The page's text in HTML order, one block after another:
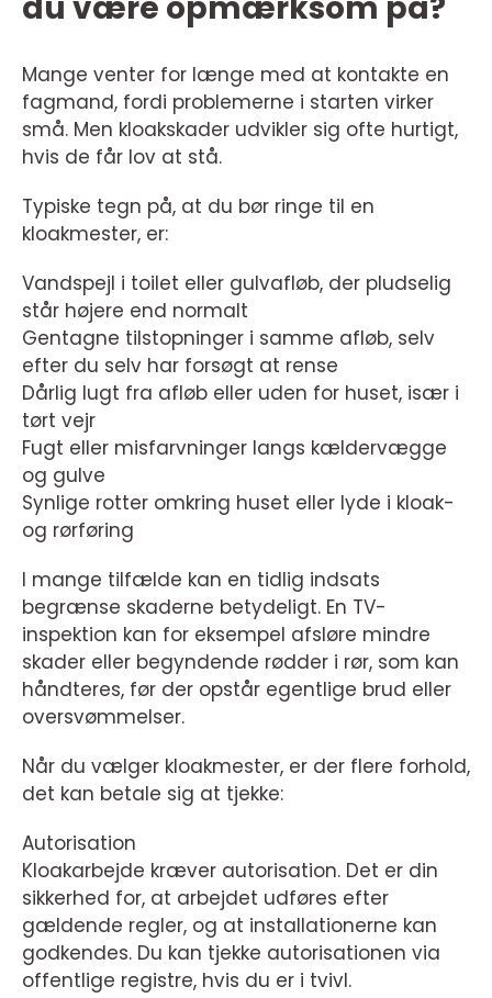
Mange venter for længe med at kontakte en
fagmand, fordi problemerne i starten virker
små. Men kloakskader udvikler sig ofte hurtigt,
hvis de får lov at stå.
Typiske tegn på, at du bør ringe til en
kloakmester, er:
Vandspejl i toilet eller gulvafløb, der pludselig
står højere end normalt
Gentagne tilstopninger i samme afløb, selv
efter du selv har forsøgt at rense
Dårlig lugt fra afløb eller uden for huset, især i
tørt vejr
Fugt eller misfarvninger langs kældervægge
og gulve
Synlige rotter omkring huset eller lyde i kloak-
og rørføring
I mange tilfælde kan en tidlig indsats
begrænse skaderne betydeligt. En TV-
inspektion kan for eksempel afsløre mindre
skader eller begyndende rødder i rør, som kan
håndteres, før der opstår egentlige brud eller
oversvømmelser.
Når du vælger kloakmester, er der flere forhold,
det kan betale sig at tjekke:
Autorisation
Kloakarbejde kræver autorisation. Det er din
sikkerhed for, at arbejdet udføres efter
gældende regler, og at installationerne kan
godkendes. Du kan tjekke autorisationen via
offentlige registre, hvis du er i tvivl.